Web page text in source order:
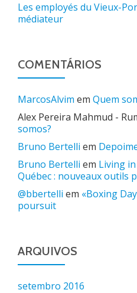
Les employés du Vieux-
médiateur
COMENTÁRIOS
MarcosAlvim em Quem
Alex Pereira Mahmud -
somos?
Bruno Bertelli em
Bruno Bertelli em Living
Québec : nouveaux outils
@bbertelli em «Boxing
poursuit
ARQUIVOS
setembro 2016